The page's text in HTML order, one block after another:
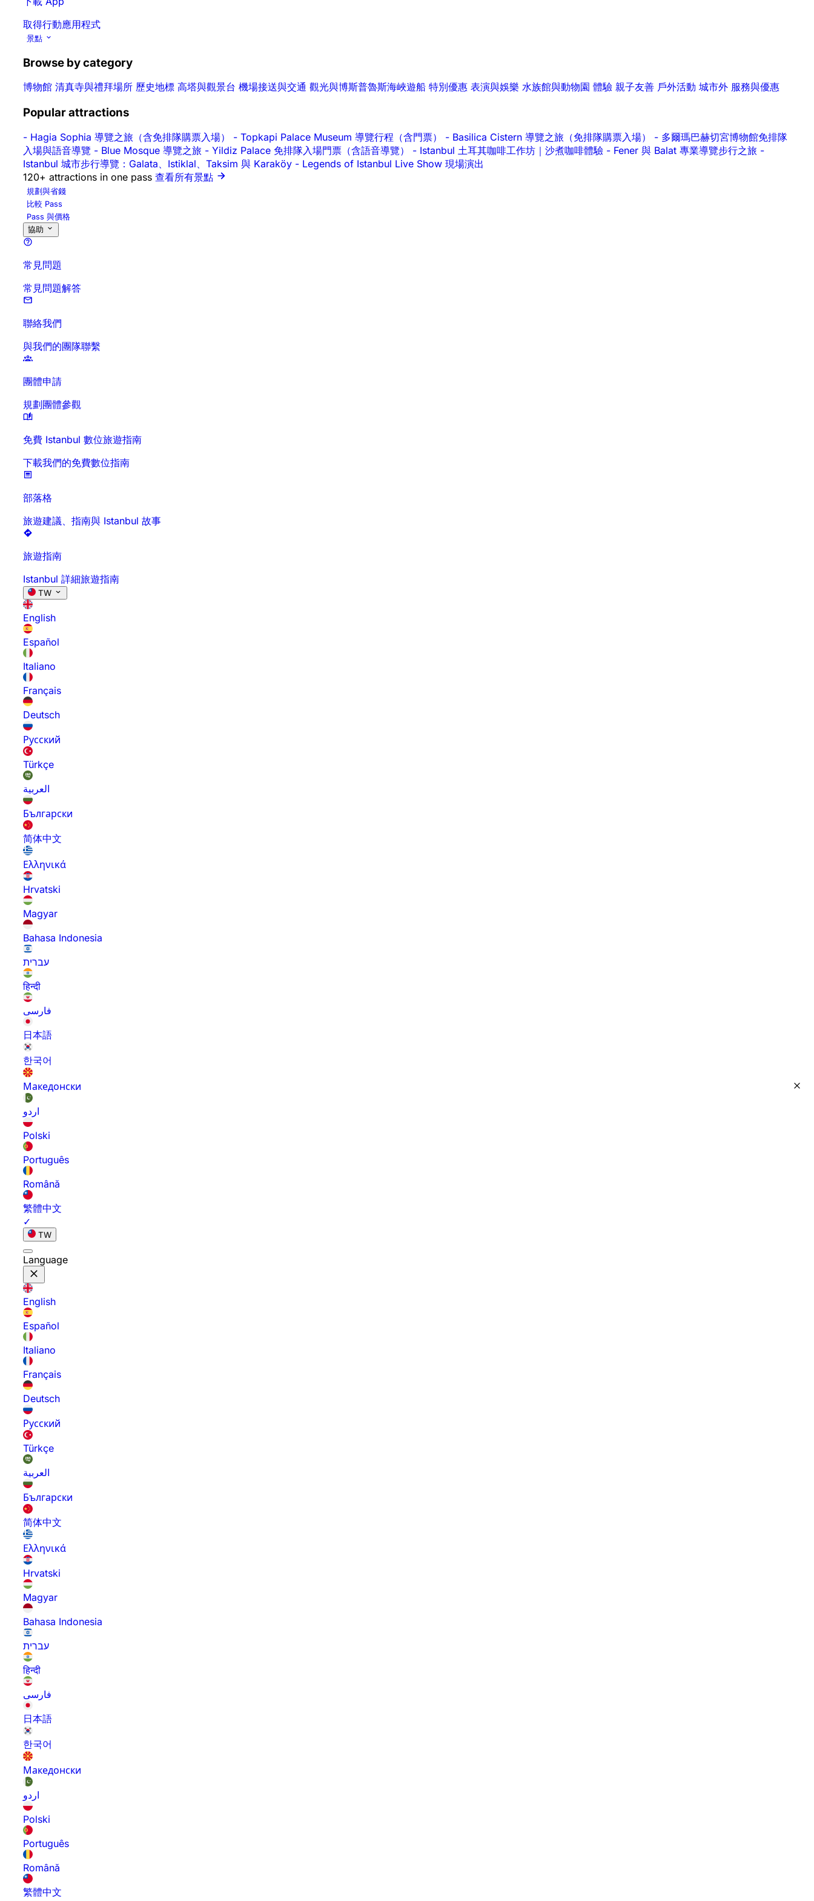
取得行動應用程式
景點
Browse by category
博物館 清真寺與禮拜場所 歷史地標 高塔與觀景台 機場接送與交通 觀光與博斯普魯斯海峽遊船 特別優惠 表演與娛樂 水族館與動物園 體驗 親子友善 戶外活動 城市外 服務與優惠
Popular attractions
- Hagia Sophia 導覽之旅（含免排隊購票入場） - Topkapi Palace Museum 導覽行程（含門票） - Basilica Cistern 導覽之旅（免排隊購票入場） - 多爾瑪巴赫切宮博物館免排隊
入場與語音導覽 - Blue Mosque 導覽之旅 - Yildiz Palace 免排隊入場門票（含語音導覽） - Istanbul 土耳其咖啡工作坊｜沙煮咖啡體驗 - Fener 與 Balat 專業導覽步行之旅 -
Istanbul 城市步行導覽：Galata、Istiklal、Taksim 與 Karaköy - Legends of Istanbul Live Show 現場演出
120+ attractions in one pass 查看所有景點
規劃與省錢
比較 Pass
Pass 與價格
協助
常見問題
常見問題解答
聯絡我們
與我們的團隊聯繫
團體申請
規劃團體參觀
免費 Istanbul 數位旅遊指南
下載我們的免費數位指南
部落格
旅遊建議、指南與 Istanbul 故事
旅遊指南
Istanbul 詳細旅遊指南
TW
English
Español
Italiano
Français
Deutsch
Русский
Türkçe
العربية
Български
简体中文
Ελληνικά
Hrvatski
Magyar
Bahasa Indonesia
עברית
हिन्दी
فارسی
日本語
한국어
Македонски
اردو
Polski
Português
Română
繁體中文
✓
TW
Language
English
Español
Italiano
Français
Deutsch
Русский
Türkçe
العربية
Български
简体中文
Ελληνικά
Hrvatski
Magyar
Bahasa Indonesia
עברית
हिन्दी
فارسی
日本語
한국어
Македонски
اردو
Polski
Português
Română
繁體中文